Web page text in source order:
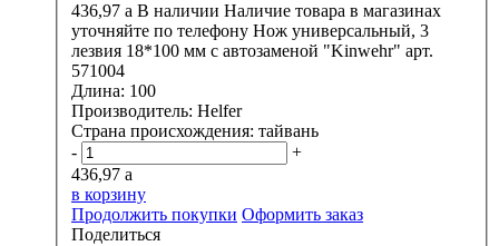
436,97 a В наличии Наличие товара в магазинах
уточняйте по телефону Нож универсальный, 3
лезвия 18*100 мм с автозаменой "Kinwehr" арт.
571004
Длина: 100
Производитель: Helfer
Страна происхождения: тайвань
-
+
436,97 a
в корзину
Продолжить покупки Оформить заказ
Поделиться